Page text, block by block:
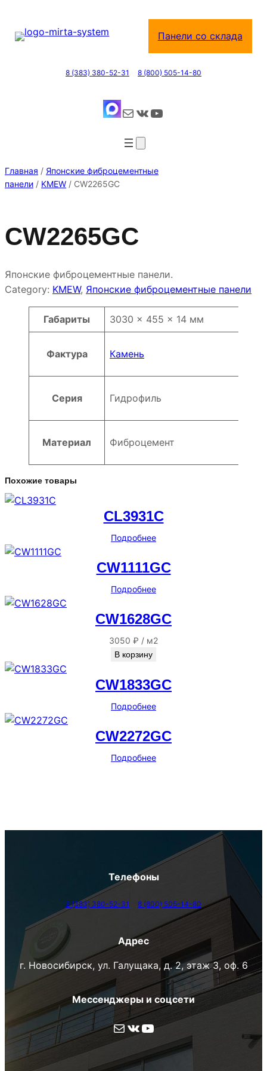
содержимому
Панели со склада
8 (383) 380-52-31 8 (800) 505-14-80
Почта ВКонтакте YouTube
Главная / Японские фиброцементные
панели / KMEW / CW2265GC
CW2265GC
Японские фиброцементные панели.
Category: KMEW, Японские фиброцементные панели
Атрибуты Значение
Габариты 3030 × 455 × 14 мм
Фактура Камень
Серия Гидрофиль
Материал Фиброцемент
Похожие товары
CL3931C
Подробнее
CW1111GC
Подробнее
CW1628GC
3050 ₽ / м2
В корзину
CW1833GC
Подробнее
CW2272GC
Подробнее
Телефоны
8 (383) 380-52-31 8 (800) 505-14-80
Адрес
г. Новосибирск, ул. Галущака, д. 2, этаж 3, оф. 6
Мессенджеры и соцсети
Почта ВКонтакте YouTube